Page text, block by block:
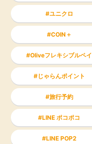
ユニクロ
COIN＋
Oliveフレキシブルペイ
じゃらんポイント
旅行予約
LINE ポコポコ
LINE POP2